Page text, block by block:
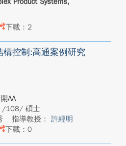
下載：2
構控制:高通案例研究
AA
/108/ 碩士
指導教授： 許經明
下載：0